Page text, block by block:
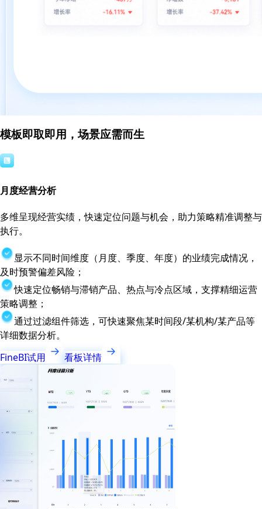
模板即取即用，场景应需而生
月度经营分析
多维呈现经营实绩，快速定位问题与机会，助力策略精准调整与
执行。
显示不同时间维度（月度、季度、年度）的业绩完成情况，
及时预警偏差风险；
快速定位畅销与滞销产品、热点与冷点区域，支撑精细运营
策略调整；
通过过滤组件筛选，可快速聚焦某时间段/某机构/某产品等
详细数据分析。
FineBI试用
看板详情